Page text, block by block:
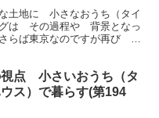
土地に 小さなおうち（タイ
は その過程や 背景となっ
らば東京なのですが再び 戻
視点 小さいおうち（タ
ス）で暮らす(第194